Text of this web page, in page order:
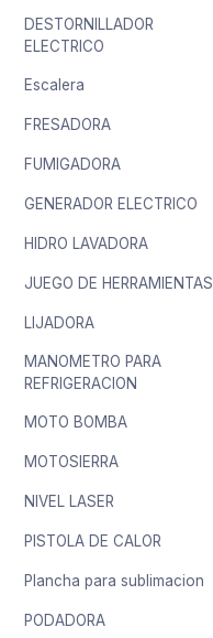
DESTORNILLADOR
ELECTRICO
Escalera
FRESADORA
FUMIGADORA
GENERADOR ELECTRICO
HIDRO LAVADORA
JUEGO DE HERRAMIENTAS
LIJADORA
MANOMETRO PARA
REFRIGERACION
MOTO BOMBA
MOTOSIERRA
NIVEL LASER
PISTOLA DE CALOR
Plancha para sublimacion
PODADORA